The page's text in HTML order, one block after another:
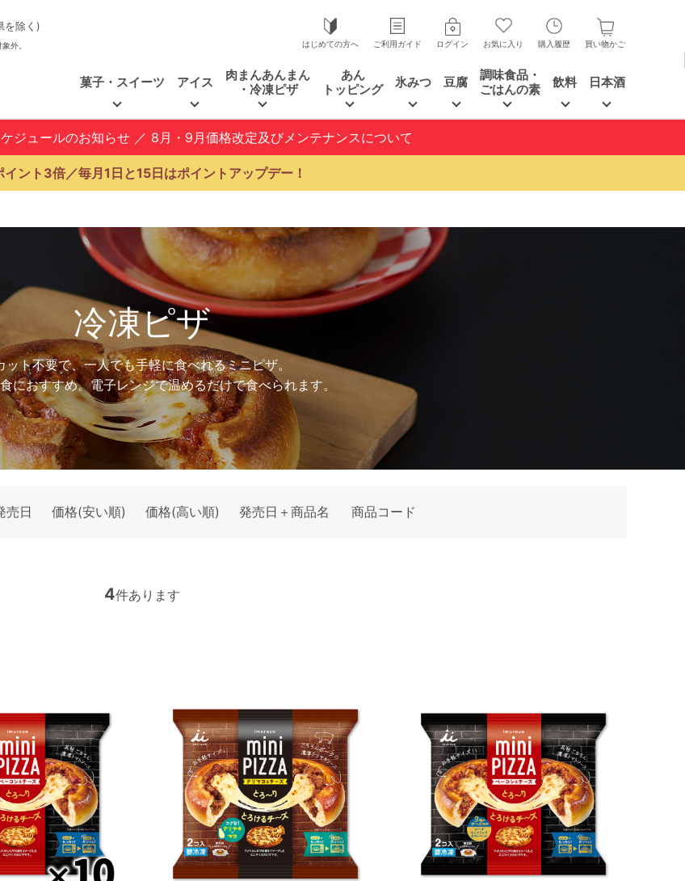
を除く)
外。 はじめての方へ ご利用ガイド ログイン お気に入り 購入履歴 買い物かご
菓子・スイーツ アイス
肉まんあんまん
・冷凍ピザ
あん
トッピング
氷みつ 豆腐
調味食品・
ごはんの素
飲料 日本酒
ジュールのお知らせ ／ 8月・9月価格改定及びメンテナンスについて
イント3倍／毎月1日と15日はポイントアップデー！
冷凍ピザ
ット不要で、一人でも手軽に食べれるミニピザ。
におすすめ。電子レンジで温めるだけで食べられます。
売日 価格(安い順) 価格(高い順) 発売日＋商品名 商品コード
4件あります